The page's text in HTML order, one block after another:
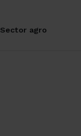
Sector agro